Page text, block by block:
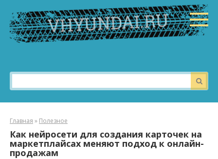
контенту
Поиск:
Главная » Полезное
Как нейросети для создания карточек на
маркетплайсах меняют подход к онлайн-
продажам